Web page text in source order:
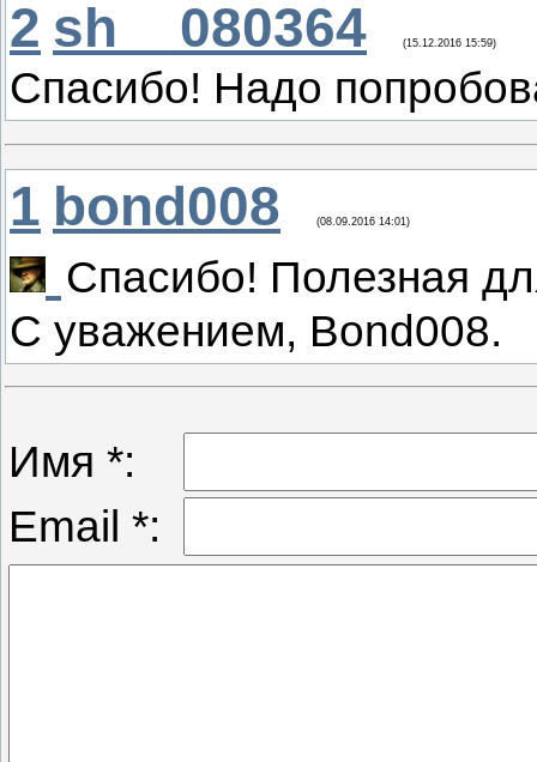
2 sh__080364 (15.12.2016 15:59)
Спасибо! Надо
1 bond008 (08.09.2016 14:01)
Спасибо! Полезная
С уважением, Bond008.
Имя *:
Email *: